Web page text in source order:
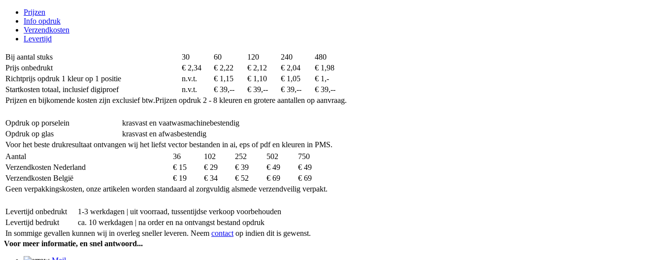
Prijzen
Info opdruk
Verzendkosten
Levertijd
Bij aantal stuks 30 60 120 240
480
Prijs onbedrukt
€ 2,34 € 2,22 € 2,12 € 2,04
€ 1,98
Richtprijs opdruk 1 kleur op 1 positie
n.v.t. € 1,15 € 1,10 € 1,05
€ 1,-
Startkosten totaal, inclusief digiproef
n.v.t. € 39,-- € 39,-- € 39,--
€ 39,--
Prijzen en bijkomende kosten zijn exclusief btw.Prijzen opdruk 2 - 8 kleuren en grotere aantallen op aanvraag.
Opdruk op porselein
krasvast en vaatwasmachinebestendig
Opdruk op glas
krasvast en afwasbestendig
Voor het beste drukresultaat ontvangen wij het liefst vector bestanden in ai, eps of pdf en kleuren in PMS.
Aantal
36 102 252 502
750
Verzendkosten Nederland
€ 15 € 29 € 39 € 49
€ 49
Verzendkosten België
€ 19 € 34 € 52 € 69
€ 69
Geen verpakkingskosten, onze artikelen worden standaard al zorgvuldig alsmede verzendveilig verpakt.
Levertijd onbedrukt
1-3 werkdagen | uit voorraad, tussentijdse verkoop voorbehouden
Levertijd bedrukt
ca. 10 werkdagen | na order en na ontvangst bestand opdruk
In sommige gevallen kunnen wij in overleg sneller leveren. Neem contact op indien dit is gewenst.
Voor meer informatie, en snel antwoord...